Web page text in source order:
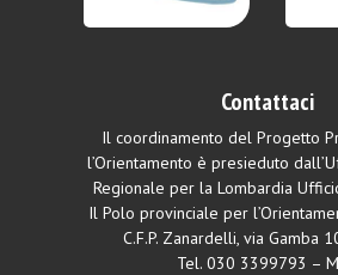
Contattaci
Il coordinamento del Progetto
l’Orientamento è presieduto
Regionale per la Lombardia
Il Polo provinciale per
C.F.P. Zanardelli, via Gamba
Tel. 030 3399793 –